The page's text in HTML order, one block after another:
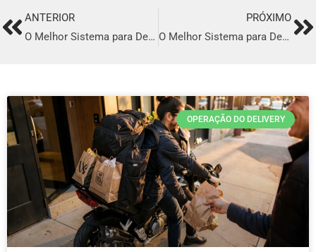
PrevANTERIOR
O Melhor Sistema para Delivery em Amparo
PRÓXIMO
O Melhor Sistema para Delivery em Januária
OPERAÇÃO DO DELIVERY